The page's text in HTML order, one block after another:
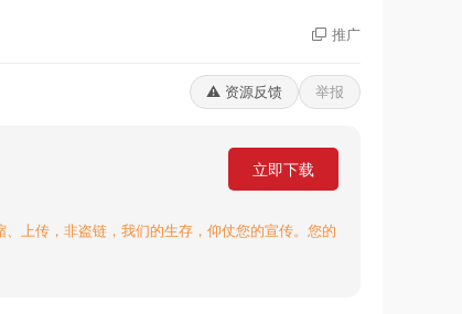
推广
⚠️ 资源反馈 举报
立即下载
上传，非盗链，我们的生存，仰仗您的宣传。您的